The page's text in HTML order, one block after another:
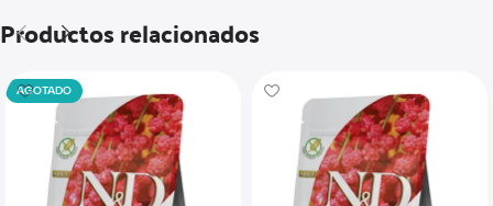
Productos relacionados
AGOTADO